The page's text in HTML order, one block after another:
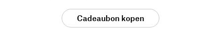
Cadeaubon kopen